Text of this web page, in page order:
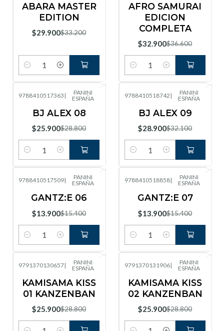
ABARA MASTER
EDITION
$29.900$33.200
Cantidad
AFRO SAMURAI
EDICION
COMPLETA
$32.900$36.600
Cantidad
-10%OFF
9788410517363 |
PANINI
ESPAÑA
BJ ALEX 08
$25.900$28.800
Cantidad
-10%OFF
9788410518742 |
PANINI
ESPAÑA
BJ ALEX 09
$28.900$32.100
Cantidad
9788410517509|
PANINI
ESPAÑA
GANTZ:E 06
$13.900$15.400
Cantidad
9788410518858|
PANINI
ESPAÑA
GANTZ:E 07
$13.900$15.400
Cantidad
-10%OFF
9791370130657|
PANINI
ESPAÑA
KAMISAMA KISS
01 KANZENBAN
$25.900$28.800
-10%OFF
9791370131906|
PANINI
ESPAÑA
KAMISAMA KISS
02 KANZENBAN
$25.900$28.800